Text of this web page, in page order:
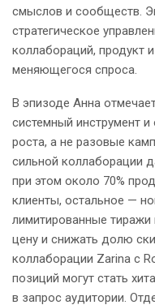
смыслов и сообществ.
стратегическое
коллабораций, продукт
меняющегося спроса.
В эпизоде Анна
системный инструмент
роста, а не разовые
сильной коллаборации
при этом около 70%
клиенты, остальное —
лимитированные
цену и снижать долю
коллаборации Zarina с
позиций могут стать
в запрос аудитории.